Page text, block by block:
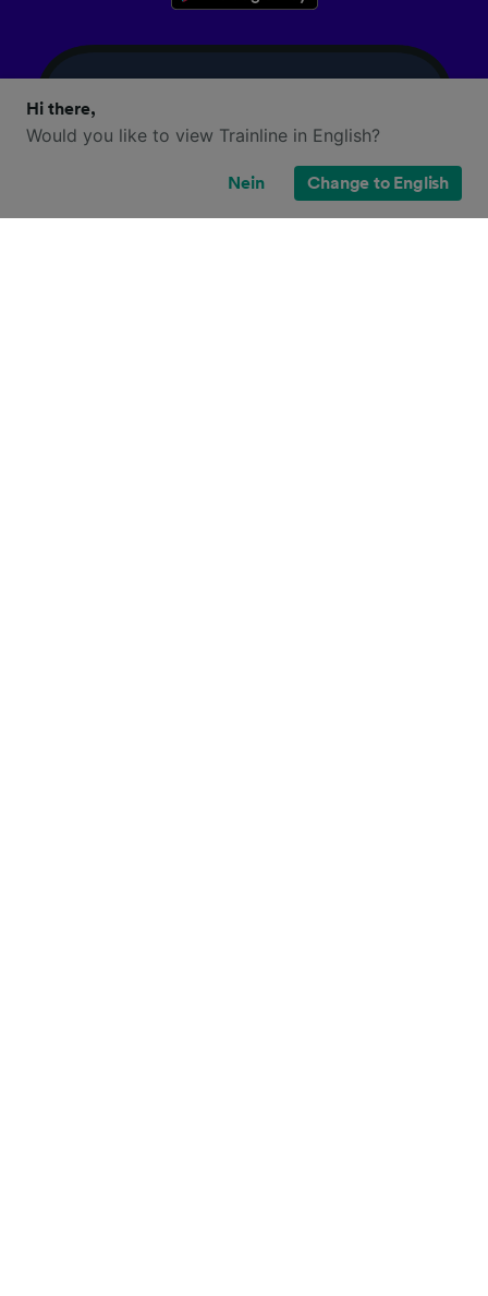
Hi there,
Would you like to view Trainline in English?
Nein Change to English